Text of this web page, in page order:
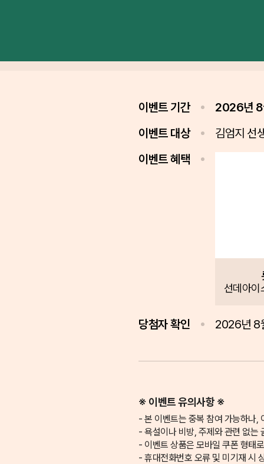
이벤트 기간
2026년 8
이벤트 대상
김엄지 선
이벤트 혜택
선데아이
당첨자 확인 2026년 8
※ 이벤트 유의사항 ※
본 이벤트는 중복 참여 가능하나,
욕설이나 비방, 주제와 관련 없는
이벤트 상품은 모바일 쿠폰 형태
휴대전화번호 오류 및 미기재 시